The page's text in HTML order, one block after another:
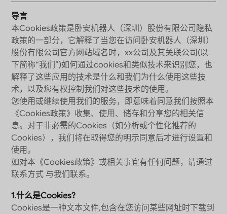
导言
本Cookies政策是卧安机器人（深圳）股份有限公司隐私
政策的一部分，它解释了当您在访问卧安机器人（深圳）
股份有限公司官方网站域名时，xx公司及其关联公司(以
下简称“我们”)如何通过cookies和类似技术来识别您，也
解释了这些应用的技术是什么和我们为什么使用这些技
术，以及您有权控制我们对这些技术的使用。
您使用或继续使用我们的服务，即意味着同意我们按照本
《Cookies政策》收集、使用、储存和分享您的相关信
息。对于非必需的Cookies（如分析或个性化推荐的
Cookies），我们将在取得您的明示同意后才进行设置和
使用。
如对本《Cookies政策》或相关事宜有任何问题，请通过
联系方式 与我们联系。
1.什么是Cookies?
Cookies是一种文本文件,包含在您访问某些网址时下载到